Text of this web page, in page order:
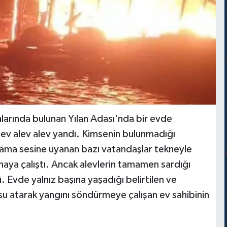
bulunan Yılan Adası'nda bir evde
alev alev yandı. Kimsenin bulunmadığı
sesine uyanan bazı vatandaşlar tekneyle
çalıştı. Ancak alevlerin tamamen sardığı
yalnız başına yaşadığı belirtilen ve
yangını söndürmeye çalışan ev sahibinin